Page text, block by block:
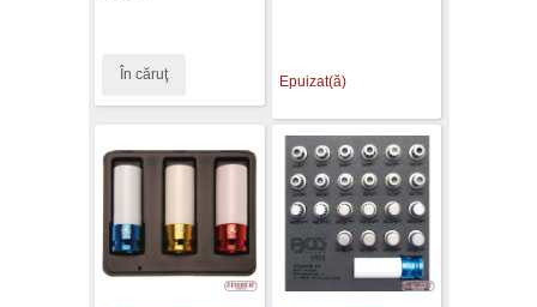
În căruţ Epuizat(ă)